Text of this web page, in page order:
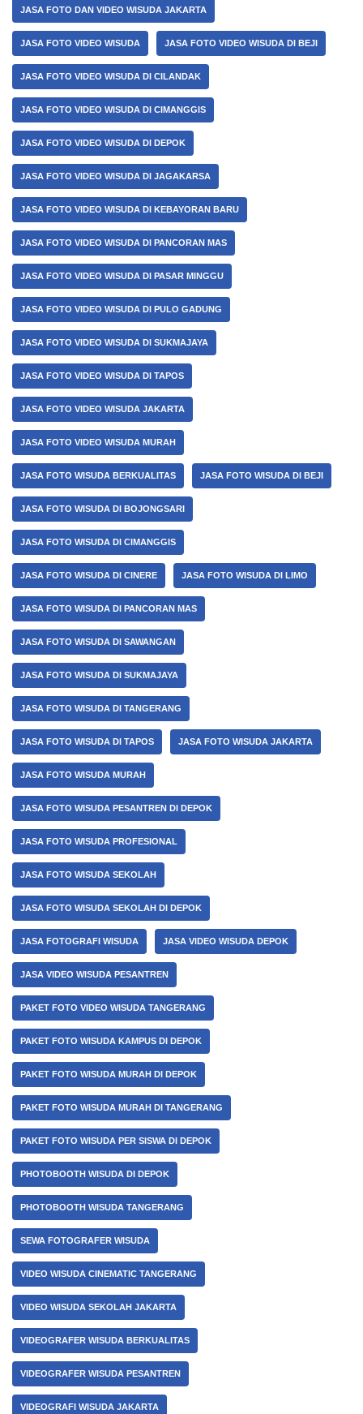
JASA FOTO DAN VIDEO WISUDA JAKARTA
JASA FOTO VIDEO WISUDA JASA FOTO VIDEO WISUDA DI BEJI
JASA FOTO VIDEO WISUDA DI CILANDAK
JASA FOTO VIDEO WISUDA DI CIMANGGIS
JASA FOTO VIDEO WISUDA DI DEPOK
JASA FOTO VIDEO WISUDA DI JAGAKARSA
JASA FOTO VIDEO WISUDA DI KEBAYORAN BARU
JASA FOTO VIDEO WISUDA DI PANCORAN MAS
JASA FOTO VIDEO WISUDA DI PASAR MINGGU
JASA FOTO VIDEO WISUDA DI PULO GADUNG
JASA FOTO VIDEO WISUDA DI SUKMAJAYA
JASA FOTO VIDEO WISUDA DI TAPOS
JASA FOTO VIDEO WISUDA JAKARTA
JASA FOTO VIDEO WISUDA MURAH
JASA FOTO WISUDA BERKUALITAS JASA FOTO WISUDA DI BEJI
JASA FOTO WISUDA DI BOJONGSARI
JASA FOTO WISUDA DI CIMANGGIS
JASA FOTO WISUDA DI CINERE JASA FOTO WISUDA DI LIMO
JASA FOTO WISUDA DI PANCORAN MAS
JASA FOTO WISUDA DI SAWANGAN
JASA FOTO WISUDA DI SUKMAJAYA
JASA FOTO WISUDA DI TANGERANG
JASA FOTO WISUDA DI TAPOS JASA FOTO WISUDA JAKARTA
JASA FOTO WISUDA MURAH
JASA FOTO WISUDA PESANTREN DI DEPOK
JASA FOTO WISUDA PROFESIONAL
JASA FOTO WISUDA SEKOLAH
JASA FOTO WISUDA SEKOLAH DI DEPOK
JASA FOTOGRAFI WISUDA JASA VIDEO WISUDA DEPOK
JASA VIDEO WISUDA PESANTREN
PAKET FOTO VIDEO WISUDA TANGERANG
PAKET FOTO WISUDA KAMPUS DI DEPOK
PAKET FOTO WISUDA MURAH DI DEPOK
PAKET FOTO WISUDA MURAH DI TANGERANG
PAKET FOTO WISUDA PER SISWA DI DEPOK
PHOTOBOOTH WISUDA DI DEPOK
PHOTOBOOTH WISUDA TANGERANG
SEWA FOTOGRAFER WISUDA
VIDEO WISUDA CINEMATIC TANGERANG
VIDEO WISUDA SEKOLAH JAKARTA
VIDEOGRAFER WISUDA BERKUALITAS
VIDEOGRAFER WISUDA PESANTREN
VIDEOGRAFI WISUDA JAKARTA